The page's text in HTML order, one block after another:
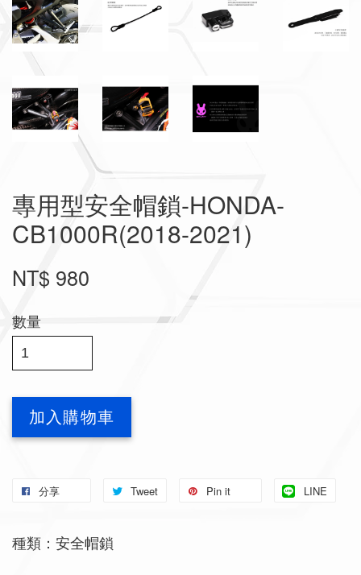
專用型安全帽鎖-HONDA-
CB1000R(2018-2021)
NT$ 980
數量
加入購物車
分享 Tweet Pin it LINE
種類：安全帽鎖